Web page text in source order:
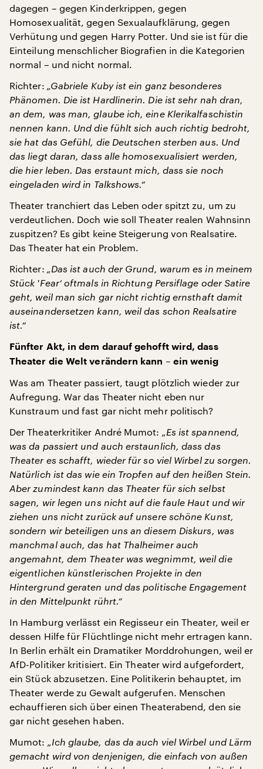
dagegen – gegen Kinderkrippen, gegen
Homosexualität, gegen Sexualaufklärung, gegen
Verhütung und gegen Harry Potter. Und sie ist für die
Einteilung menschlicher Biografien in die Kategorien
normal – und nicht normal.
Richter: „Gabriele Kuby ist ein ganz besonderes
Phänomen. Die ist Hardlinerin. Die ist sehr nah dran,
an dem, was man, glaube ich, eine Klerikalfaschistin
nennen kann. Und die fühlt sich auch richtig bedroht,
sie hat das Gefühl, die Deutschen sterben aus. Und
das liegt daran, dass alle homosexualisiert werden,
die hier leben. Das erstaunt mich, dass sie noch
eingeladen wird in Talkshows.“
Theater tranchiert das Leben oder spitzt zu, um zu
verdeutlichen. Doch wie soll Theater realen Wahnsinn
zuspitzen? Es gibt keine Steigerung von Realsatire.
Das Theater hat ein Problem.
Richter: „Das ist auch der Grund, warum es in meinem
Stück 'Fear‘oftmals in Richtung Persiflage oder Satire
geht, weil man sich gar nicht richtig ernsthaft damit
auseinandersetzen kann, weil das schon Realsatire
ist.“
Fünfter Akt, in dem darauf gehofft wird, dass
Theater die Welt verändern kann – ein wenig
Was am Theater passiert, taugt plötzlich wieder zur
Aufregung. War das Theater nicht eben nur
Kunstraum und fast gar nicht mehr politisch?
Der Theaterkritiker André Mumot: „Es ist spannend,
was da passiert und auch erstaunlich, dass das
Theater es schafft, wieder für so viel Wirbel zu sorgen.
Natürlich ist das wie ein Tropfen auf den heißen Stein.
Aber zumindest kann das Theater für sich selbst
sagen, wir legen uns nicht auf die faule Haut und wir
ziehen uns nicht zurück auf unsere schöne Kunst,
sondern wir beteiligen uns an diesem Diskurs, was
manchmal auch, das hat Thalheimer auch
angemahnt, dem Theater was wegnimmt, weil die
eigentlichen künstlerischen Projekte in den
Hintergrund geraten und das politische Engagement
in den Mittelpunkt rührt.“
In Hamburg verlässt ein Regisseur ein Theater, weil er
dessen Hilfe für Flüchtlinge nicht mehr ertragen kann.
In Berlin erhält ein Dramatiker Morddrohungen, weil er
AfD-Politiker kritisiert. Ein Theater wird aufgefordert,
ein Stück abzusetzen. Eine Politikerin behauptet, im
Theater werde zu Gewalt aufgerufen. Menschen
echauffieren sich über einen Theaterabend, den sie
gar nicht gesehen haben.
Mumot: „Ich glaube, das da auch viel Wirbel und Lärm
gemacht wird von denjenigen, die einfach von außen